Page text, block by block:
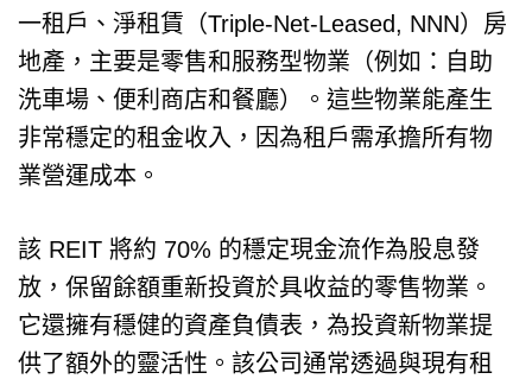
一租戶、淨租賃（Triple-Net-Leased, NNN）房
地產，主要是零售和服務型物業（例如：自助
洗車場、便利商店和餐廳）。這些物業能產生
非常穩定的租金收入，因為租戶需承擔所有物
業營運成本。
該 REIT 將約 70% 的穩定現金流作為股息發
放，保留餘額重新投資於具收益的零售物業。
它還擁有穩健的資產負債表，為投資新物業提
供了額外的靈活性。該公司通常透過與現有租